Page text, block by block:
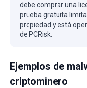
debe comprar una
prueba gratuita
propiedad y está
de PCRisk.
Ejemplos de
criptominero